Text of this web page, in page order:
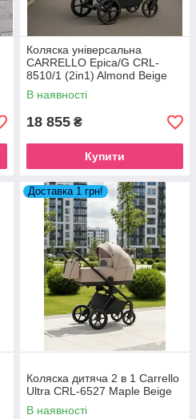
Коляска універсальна
CARRELLO Epica/G CRL-
8510/1 (2in1) Almond Beige
2026
В наявності
18 855 ₴
Купити
Доставка 1 грн!
Коляска дитяча 2 в 1 Carrello
Ultra CRL-6527 Maple Beige
В наявності